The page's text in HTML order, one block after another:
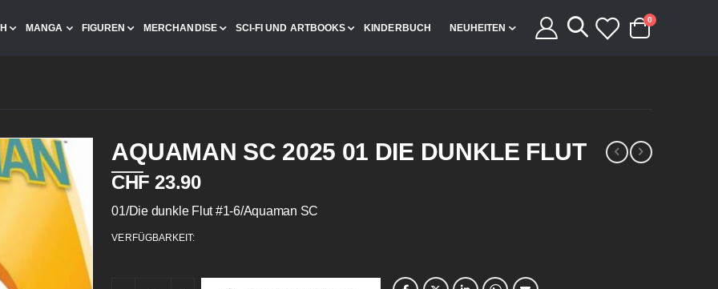
MANGA FIGUREN MERCHANDISE SCI-FI UND ARTBOOKS KINDERBUCH NEUHEITEN
Cart
0 Artikel
AQUAMAN SC 2025 01 DIE DUNKLE FLUT
CHF 23.90
01/Die dunkle Flut #1-6/Aquaman SC
VERFÜGBARKEIT: